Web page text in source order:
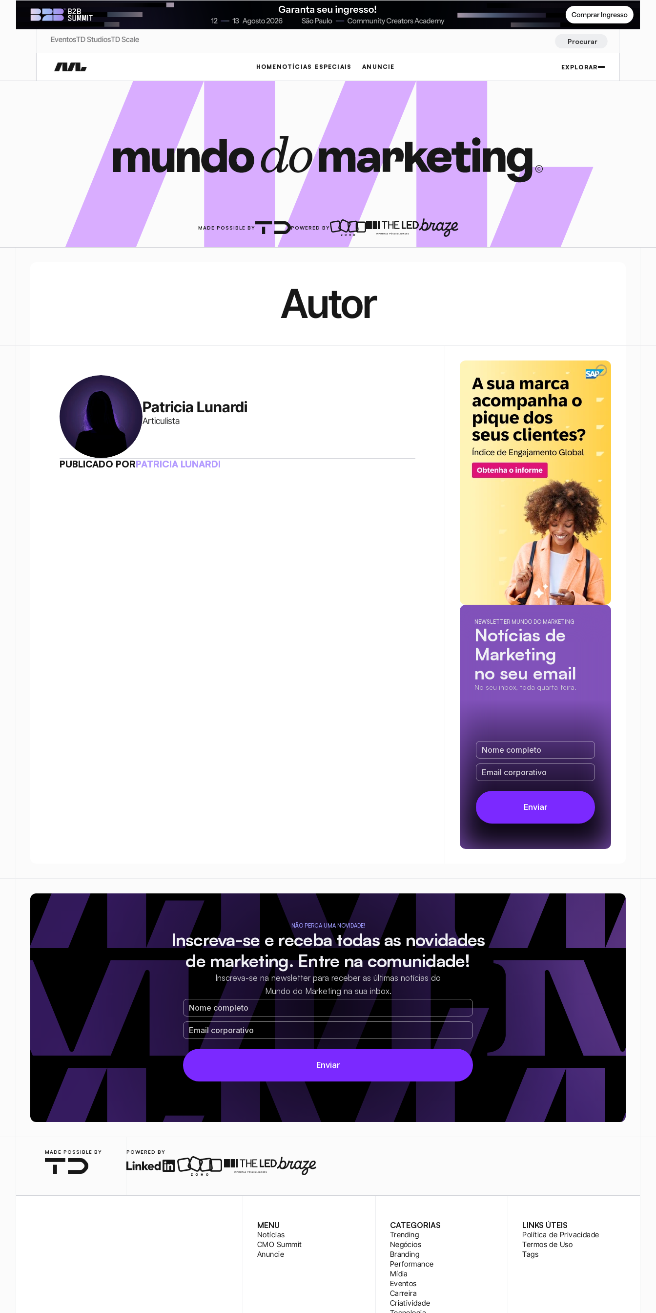
EventosTD StudiosTD Scale Procurar
HOME NOTÍCIAS ESPECIAIS ANUNCIE EXPLORAR
MADE POSSIBLE BY POWERED BY
Autor
Patricia Lunardi
Articulista
PUBLICADO PORPATRICIA LUNARDI
NEWSLETTER MUNDO DO MARKETING
Notícias de
Marketing
no seu email
No seu inbox, toda quarta-feira.
NÃO PERCA UMA NOVIDADE!
Inscreva-se e receba todas as novidades
de marketing. Entre na comunidade!
Inscreva-se na newsletter para receber as últimas notícias do
Mundo do Marketing na sua inbox.
MADE POSSIBLE BY POWERED BY
MENU
Notícias
CMO Summit
Anuncie
CATEGORIAS
Trending
Negócios
Branding
Performance
Mídia
Eventos
Carreira
Criatividade
LINKS ÚTEIS
Política de Privacidade
Termos de Uso
Tags